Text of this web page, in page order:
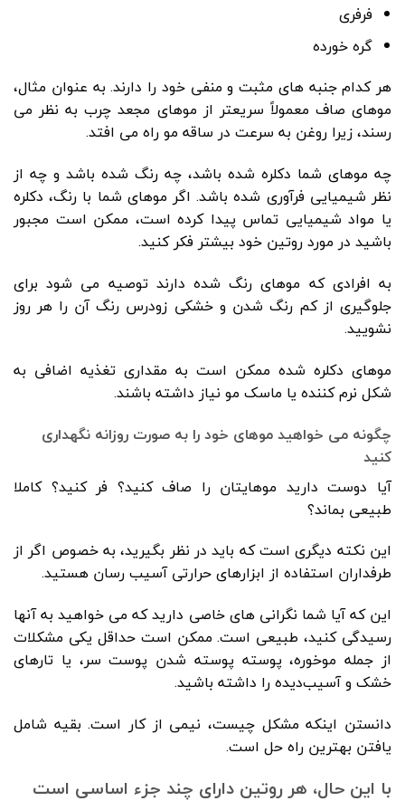
فرفری
گره خورده
هر کدام جنبه های مثبت و منفی خود را دارند. به عنوان مثال،
موهای صاف معمولاً سریعتر از موهای مجعد چرب به نظر می
رسند، زیرا روغن به سرعت در ساقه مو راه می افتد.
چه موهای شما دکلره شده باشد، چه رنگ شده باشد و چه از
نظر شیمیایی فرآوری شده باشد. اگر موهای شما با رنگ، دکلره
یا مواد شیمیایی تماس پیدا کرده است، ممکن است مجبور
باشید در مورد روتین خود بیشتر فکر کنید.
به افرادی که موهای رنگ شده دارند توصیه می شود برای
جلوگیری از کم رنگ شدن و خشکی زودرس رنگ آن را هر روز
نشویید.
موهای دکلره شده ممکن است به مقداری تغذیه اضافی به
شکل نرم کننده یا ماسک مو نیاز داشته باشند.
چگونه می خواهید موهای خود را به صورت روزانه نگهداری
کنید
آیا دوست دارید موهایتان را صاف کنید؟ فر کنید؟ کاملا
طبیعی بماند؟
این نکته دیگری است که باید در نظر بگیرید، به خصوص اگر از
طرفداران استفاده از ابزارهای حرارتی آسیب رسان هستید.
این که آیا شما نگرانی های خاصی دارید که می خواهید به آنها
رسیدگی کنید، طبیعی است. ممکن است حداقل یکی مشکلات
از جمله موخوره، پوسته پوسته شدن پوست سر، یا تارهای
خشک و آسیب‌دیده را داشته باشید.
دانستن اینکه مشکل چیست، نیمی از کار است. بقیه شامل
یافتن بهترین راه حل است.
با این حال، هر روتین دارای چند جزء اساسی است